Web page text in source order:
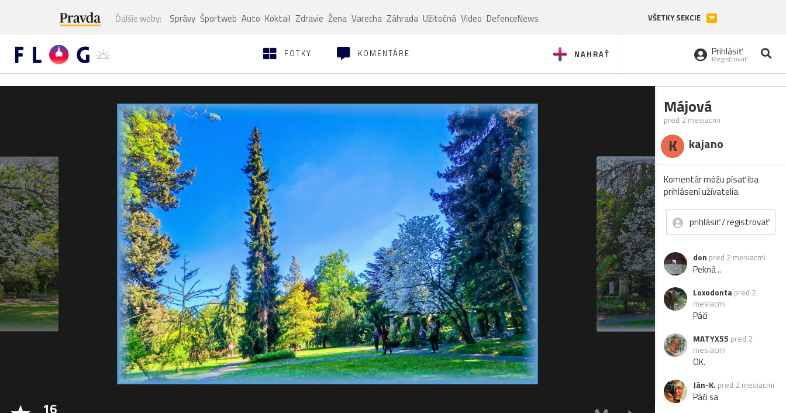
Ďalšie weby: Správy Športweb Auto Koktail Zdravie Žena Varecha Záhrada Užitočná Video DefenceNews VŠETKY SEKCIE
NAHRAŤ
FOTKY KOMENTÁRE Prihlásiť
Registrovať
16
Májová
pred 2 mesiacmi
K kajano
Komentár môžu písať iba
prihlásení užívatelia.
prihlásiť / registrovať
don pred 2 mesiacmi
Pekná ..
Loxodonta pred 2
mesiacmi
Páči
MATYX55 pred 2
mesiacmi
OK.
Ján-K. pred 2 mesiacmi
Páči sa